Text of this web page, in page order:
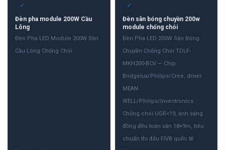
✓
Đèn pha module 200W Cầu
Lông
Đèn Pha LED Module 200W Sân
Cầu Lông Chống Chói
✓
Đèn sân bóng chuyền 200w
module chống chói
Đèn Pha LED 200W Sân Bóng
Chuyền Chống Chói TDLF-
MKH200-BCV — Chip
Bridgelux/Philips/Cree, driver
MEAN
WELL/Philips/Inventronics.
Chống chói UGR<19, ánh sáng
đồng đều toàn sân 18×9m, tiêu
chuẩn thi đấu FIVB quốc tế